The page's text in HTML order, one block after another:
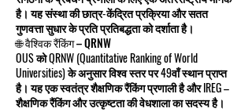
है। यह संस्था की छात्र-केंद्रित प्रक्रिया और सतत
गुणवत्ता सुधार के प्रति प्रतिबद्धता को दर्शाता है।
🌐 वैश्विक रैंकिंग – QRNW
OUS को QRNW (Quantitative Ranking of World
Universities) के अनुसार विश्व स्तर पर 49वाँ स्थान प्राप्त
है। यह एक स्वतंत्र शैक्षणिक रैंकिंग प्रणाली है और IREG –
शैक्षणिक रैंकिंग और उत्कृष्टता की वेधशाला का सदस्य है।